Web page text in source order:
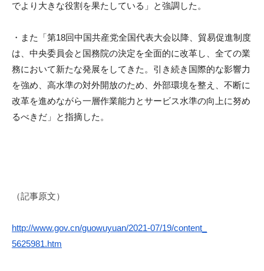
でより大きな役割を果たしている」
と強調した。
・また「第18回中国共産党全国代表大会以降、貿易促進制度
は、 中央委員会と国務院の決定を全面的に改革し、 全ての業
務において新たな発展をしてきた。 引き続き国際的な影響力
を強め、高水準の対外開放のため、 外部環境を整え、 不断に
改革を進めながら一層作業能力とサービス水準の向上に努め
るべきだ」と指摘した。
（記事原文）
http://www.gov.cn/guowuyuan/2021-07/19/content_
5625981.htm